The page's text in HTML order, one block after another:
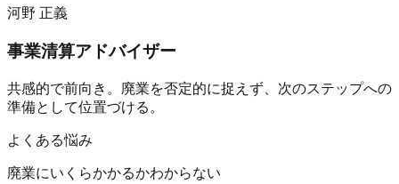
河野 正義
事業清算アドバイザー
共感的で前向き。廃業を否定的に捉えず、次のステップへの
準備として位置づける。
よくある悩み
廃業にいくらかかるかわからない